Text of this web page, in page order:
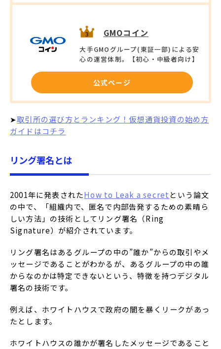
GMOコイン
大手GMOグループ(東証一部)による安
心の運営体制。【初心・中級者向け】
公式ページ
➤取引所の選び方とランキング！仮想通貨投資の始め方
ガイドはコチラ
リング署名とは
2001年に発表されたHow to Leak a secret という論文
の中で、「組織内で、匿名で内部告発するための素晴ら
しい方法」の技術としてリング署名（Ring
Signature）が紹介されています。
リング署名はあるグループの中の”誰か”からの取引やメ
ッセージであることがわかるが、あるグループの中の誰
からなのかは特定できないという、特徴を持つデジタル
署名の技術です。
例えば、ホワイトハウスで政府の闇を暴くリークがあっ
たとします。
ホワイトハウスの誰かが署名したメッセージであること